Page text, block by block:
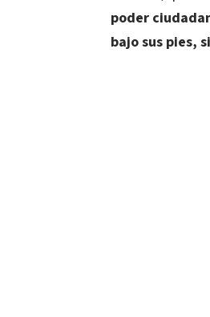
poder
bajo sus pies,